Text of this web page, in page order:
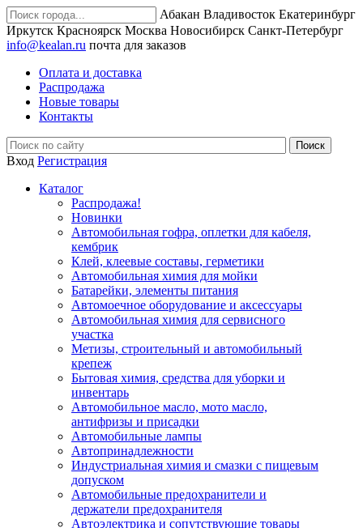
Абакан Владивосток Екатеринбург
Иркутск Красноярск Москва Новосибирск Санкт-Петербург
info@kealan.ru почта для заказов
Оплата и доставка
Распродажа
Новые товары
Контакты
Вход Регистрация
Каталог
Распродажа!
Новинки
Автомобильная гофра, оплетки для кабеля,
кембрик
Клей, клеевые составы, герметики
Автомобильная химия для мойки
Батарейки, элементы питания
Автомоечное оборудование и аксессуары
Автомобильная химия для сервисного
участка
Метизы, строительный и автомобильный
крепеж
Бытовая химия, средства для уборки и
инвентарь
Автомобильное масло, мото масло,
антифризы и присадки
Автомобильные лампы
Автопринадлежности
Индустриальная химия и смазки с пищевым
допуском
Автомобильные предохранители и
держатели предохранителя
Автоэлектрика и сопутствующие товары